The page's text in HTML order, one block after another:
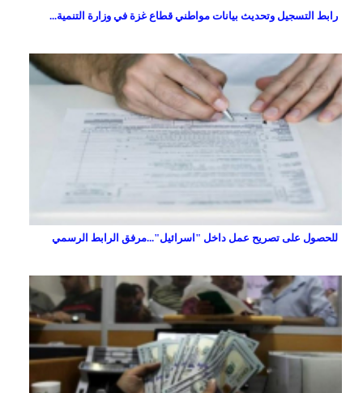
رابط التسجيل وتحديث بيانات مواطني قطاع غزة في وزارة التنمية...
للحصول على تصريح عمل داخل "اسرائيل"...مرفق الرابط الرسمي